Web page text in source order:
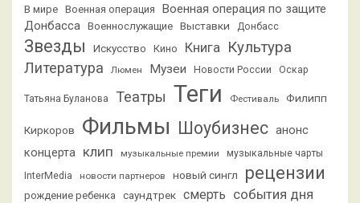
В мире Военная операция
Военная операция по защите
Донбасса
Военнослужащие Выставки Донбасс
Звезды Искусство Кино Книга Культура
Литература Люмен Музеи Новости России Оскар
Татьяна Буланова Театры Теги Фестиваль Филипп
Киркоров Фильмы Шоубизнес анонс
концерта
клип музыкальные премии
музыкальные чарты
InterMedia
новости партнеров новый сингл рецензии
рождение ребенка саундтрек смерть события дня